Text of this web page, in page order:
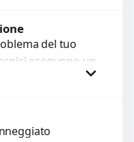
del tuo
eseguono un
strumenti